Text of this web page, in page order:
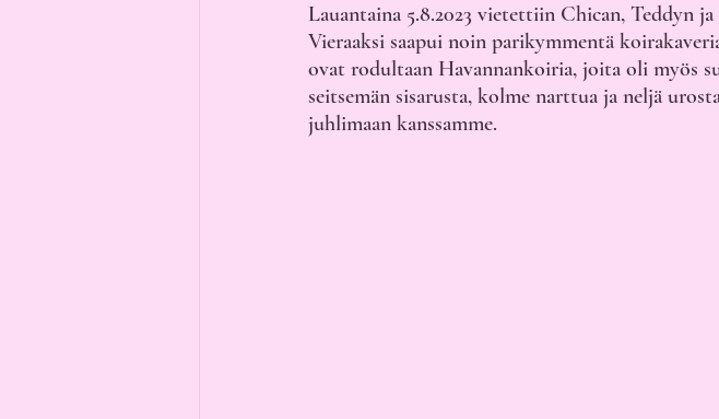
Lauantaina 5.8.2023 vietettiin Chican, Teddyn
Vieraaksi saapui noin parikymmentä
ovat rodultaan Havannankoiria, joita oli myös
seitsemän sisarusta, kolme narttua ja neljä
juhlimaan kanssamme.